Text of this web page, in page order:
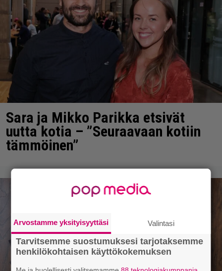
Sara ja Mikko Parikka etsivät
uutta kotia – ”Seuraavaan kotiin
tämmöinen”
Arvostamme yksityisyyttäsi Valintasi
Tarvitsemme suostumuksesi tarjotaksemme
henkilökohtaisen käyttökokemuksen